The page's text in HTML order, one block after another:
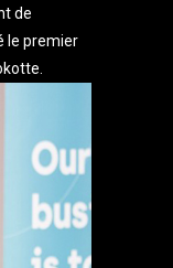
de
le premier